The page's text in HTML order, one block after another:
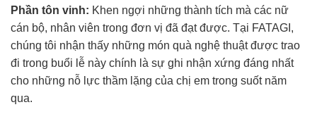
Phần tôn vinh: Khen ngợi những thành tích mà các nữ
cán bộ, nhân viên trong đơn vị đã đạt được. Tại FATAGI,
chúng tôi nhận thấy những món quà nghệ thuật được trao
đi trong buổi lễ này chính là sự ghi nhận xứng đáng nhất
cho những nỗ lực thầm lặng của chị em trong suốt năm
qua.